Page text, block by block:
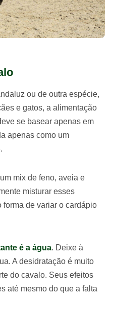
ou de outra espécie,
e gatos, a alimentação
se basear apenas em
apenas como um
mix de feno, aveia e
misturar esses
de variar o cardápio
é a água. Deixe à
A desidratação é muito
do cavalo. Seus efeitos
até mesmo do que a falta